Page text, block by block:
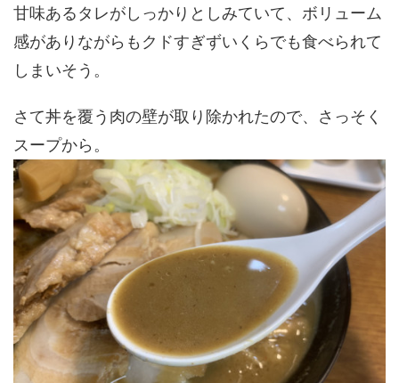
甘味あるタレがしっかりとしみていて、ボリューム
感がありながらもクドすぎずいくらでも食べられて
しまいそう。
さて丼を覆う肉の壁が取り除かれたので、さっそく
スープから。